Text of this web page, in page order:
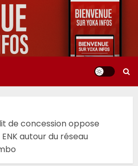
de concession oppose
autour du réseau